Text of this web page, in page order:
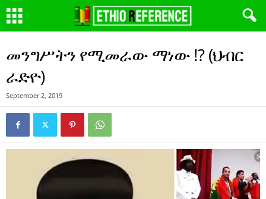
መንግሥትን የሚመራው ማነው !? (ህብር
ራድዮ)
September 2, 2019